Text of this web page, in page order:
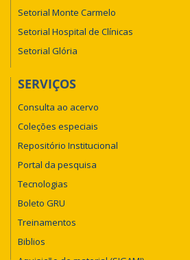
Setorial Monte Carmelo
Setorial Hospital de Clínicas
Setorial Glória
SERVIÇOS
Consulta ao acervo
Coleções especiais
Repositório Institucional
Portal da pesquisa
Tecnologias
Boleto GRU
Treinamentos
Biblios